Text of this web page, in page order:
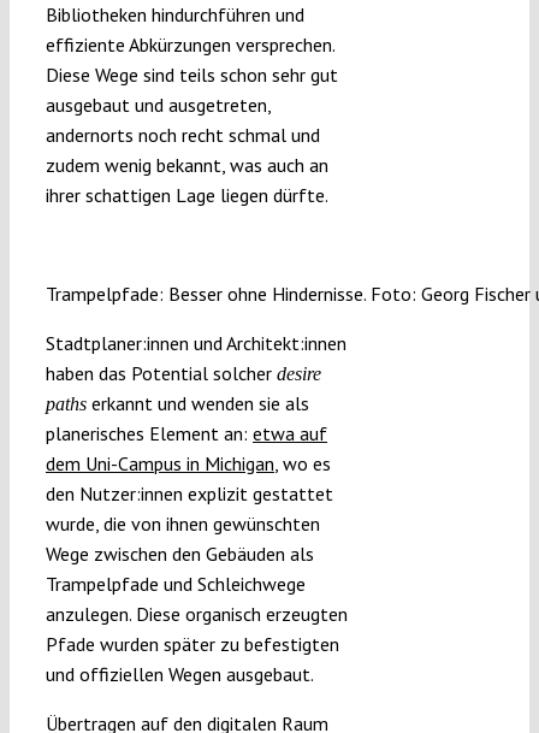
Bibliotheken hindurchführen und
effiziente Abkürzungen versprechen.
Diese Wege sind teils schon sehr gut
ausgebaut und ausgetreten,
andernorts noch recht schmal und
zudem wenig bekannt, was auch an
ihrer schattigen Lage liegen dürfte.
Trampelpfade: Besser ohne Hindernisse. Foto: Georg
Stadtplaner:innen und Architekt:innen
haben das Potential solcher desire
pathserkannt und wenden sie als
planerisches Element an: etwa auf
dem Uni-Campus in Michigan , wo es
den Nutzer:innen explizit gestattet
wurde, die von ihnen gewünschten
Wege zwischen den Gebäuden als
Trampelpfade und Schleichwege
anzulegen. Diese organisch erzeugten
Pfade wurden später zu befestigten
und offiziellen Wegen ausgebaut.
Übertragen auf den digitalen Raum